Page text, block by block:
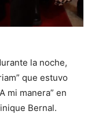
la noche,
que estuvo
mi manera” en
Bernal.